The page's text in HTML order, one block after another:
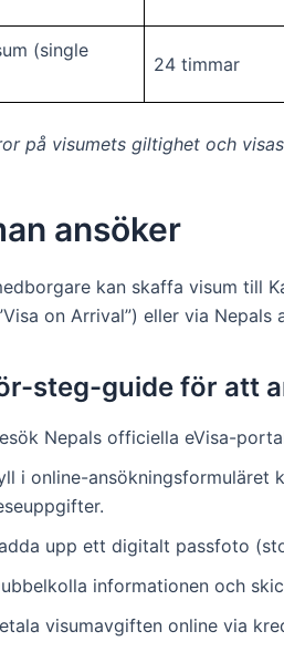
(single
24 timmar
på visumets giltighet och
ansöker
kan skaffa visum till
on Arrival”) eller via Nepals
steg-guide för att
Nepals officiella eVisa-
i online-ansökningsformuläret
upp ett digitalt passfoto
informationen och
visumavgiften online via